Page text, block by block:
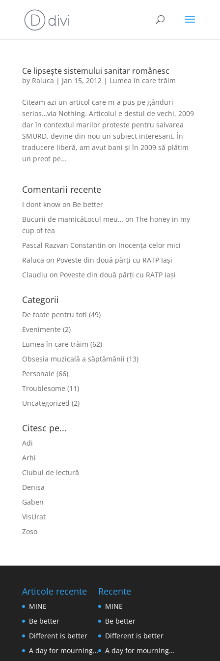
Ce lipsește sistemului sanitar românesc
by Raluca | Jan 15, 2012| Lumea în care trăim
Citeam azi un articol care m-a pus pe gânduri
serios…via Nothing. Articolul e destul de vechi, 2009
dar în contextul marilor proteste pentru salvarea
SMURD, devine din nou un subiect interesant. În
traducere liberă, am avut bani și în 2009 să plătim
un preot pe...
Comentarii recente
I dont knowon Be better
Bucurii de mamicăLocul meu… on The honey in my
cup of tea
Pascal Razvan Constantin on Inocența celor mici
Raluca on Poveste din două părți cu RATP Iași
Claudiu on Poveste din două părți cu RATP Iași
Categorii
De toate pentru toti (49)
Evenimente (2)
Lumea în care trăim (62)
Obsesia muzicală a săptămânii (13)
Personale (66)
Troublesome (11)
Uncategorized (2)
Citesc pe...
Adi
Arhi
Clubul de lectură
Denisa
Gaben
VisUrat
Zoso
Articole recente
MINE
Be better
Different is better
A day for mourning…
Recente
MINE
Be better
Different is better
A day for mourning…